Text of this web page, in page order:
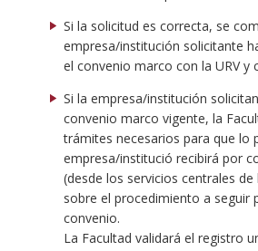
Si la solicitud es correcta, se
empresa/institución solicitante
el convenio marco con la URV y
Si la empresa/institución
convenio marco vigente, la
trámites necesarios para que lo
empresa/institució recibirá por
(desde los servicios centrales
sobre el procedimiento a seguir
convenio.
La Facultad validará el registro